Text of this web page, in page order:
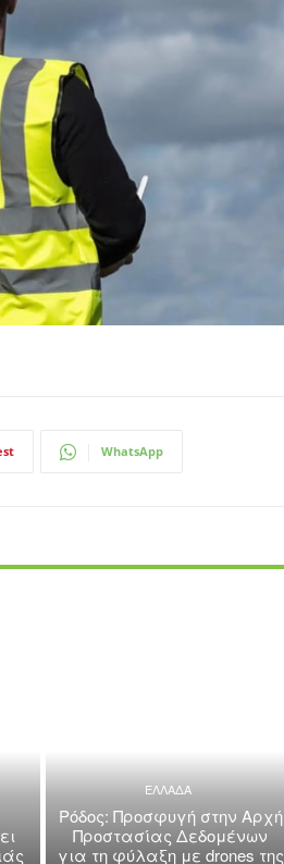
WhatsApp
ΕΛΛΑΔΑ
Ρόδος: Προσφυγή στην Αρχή
Προστασίας Δεδομένων
για τη φύλαξη με drones της